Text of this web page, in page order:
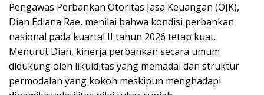
Pengawas Perbankan Otoritas Jasa Keuangan (OJK),
Dian Ediana Rae, menilai bahwa kondisi perbankan
nasional pada kuartal II tahun 2026 tetap kuat.
Menurut Dian, kinerja perbankan secara umum
didukung oleh likuiditas yang memadai dan struktur
permodalan yang kokoh meskipun menghadapi